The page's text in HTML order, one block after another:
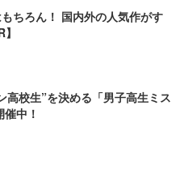
ちろん！ 国内外の人気作がす
高校生”を決める「男子高生ミス
中！